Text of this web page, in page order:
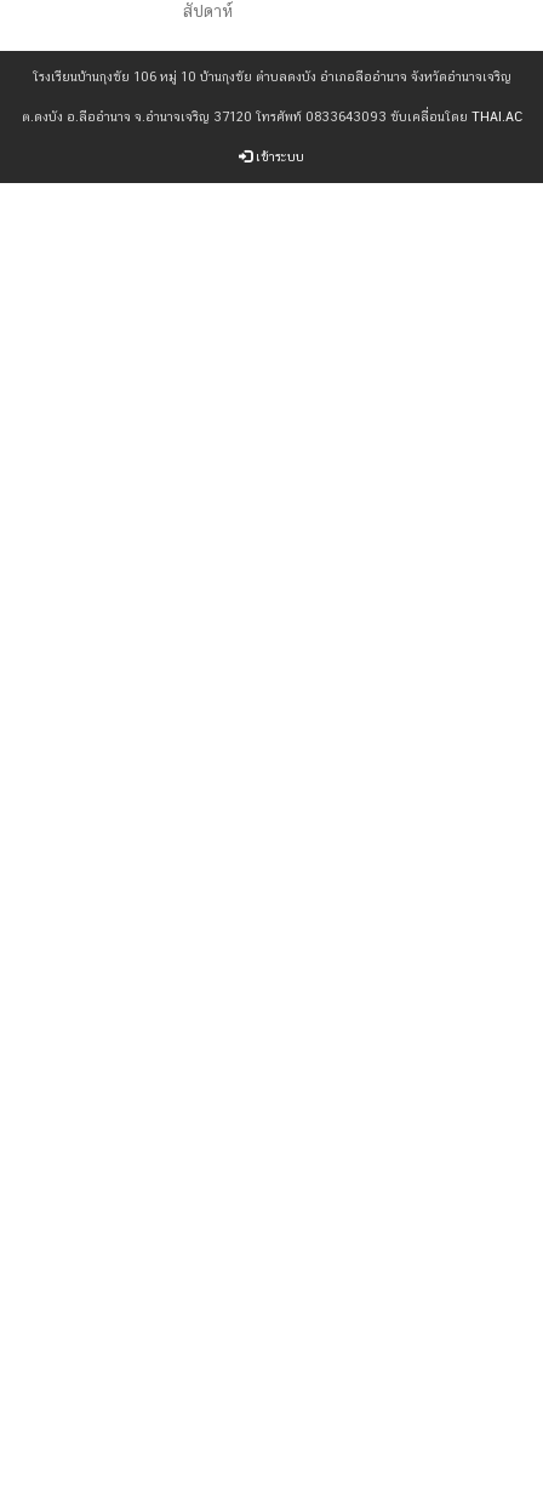
สัปดาห์
โรงเรียนบ้านกุงชัย 106 หมู่ 10 บ้านกุงชัย ตำบลดงบัง อำเภอลืออำนาจ จังหวัดอำนาจเจริญ
ต.ดงบัง อ.ลืออำนาจ จ.อำนาจเจริญ 37120 โทรศัพท์ 0833643093 ขับเคลื่อนโดย THAI.AC
เข้าระบบ